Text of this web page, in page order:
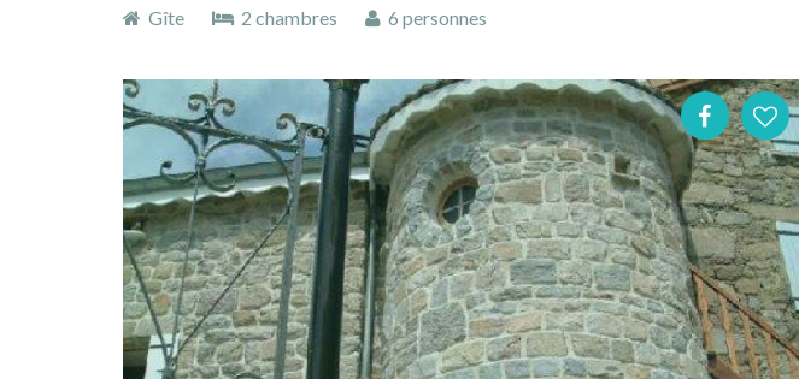
Gîte
2 chambres 6 personnes